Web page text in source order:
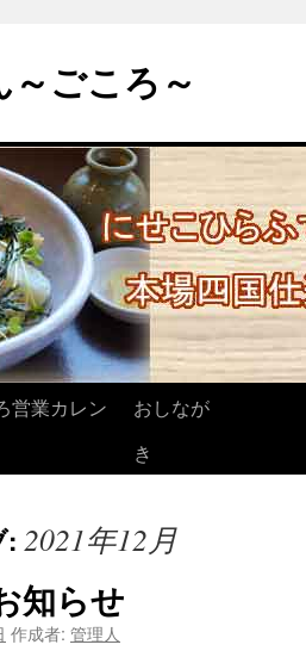
～ごころ～
営業カレン
おしなが
き
: 2021年12月
知らせ
作成者: 管理人